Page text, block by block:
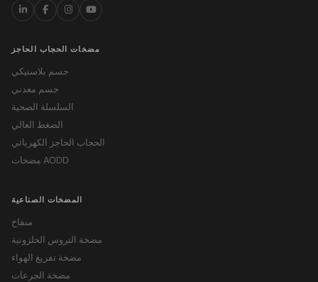
مضخات الحجاب الحاجز
جسم بلاستيكي
جسم معدني
السلسلة الصحية
الضغط العالي
الحجاب الحاجز الكهربائي
مضخات AODD
المضخات الصناعية
منفاخ
مضخة التروس الحلزونية
مضخة تفريغ الهواء
مضخة الجرعات